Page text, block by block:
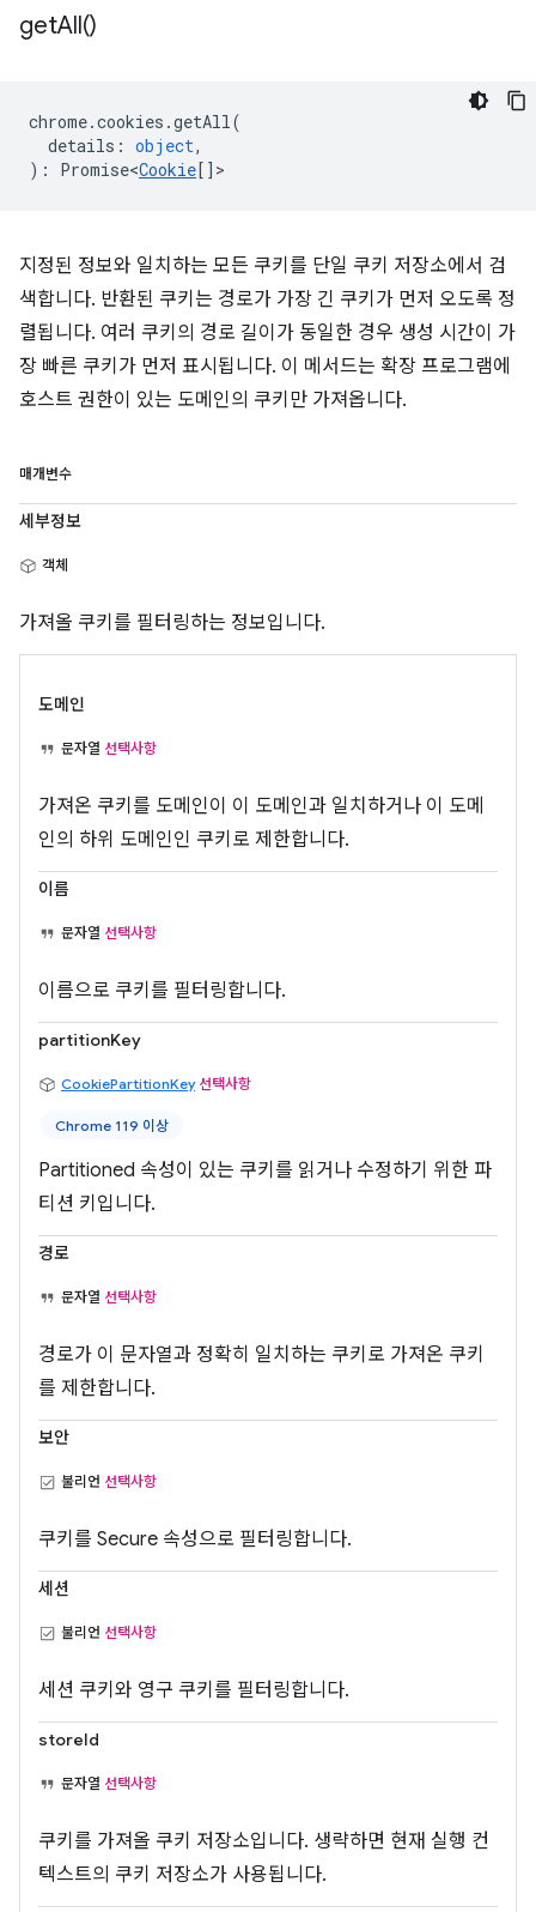
getAll()
chrome.cookies .getAll(
details : object,
) : Promise<Cookie[] >
지정된 정보와 일치하는 모든 쿠키를 단일 쿠키 저장소에서 검
색합니다. 반환된 쿠키는 경로가 가장 긴 쿠키가 먼저 오도록 정
렬됩니다. 여러 쿠키의 경로 길이가 동일한 경우 생성 시간이 가
장 빠른 쿠키가 먼저 표시됩니다. 이 메서드는 확장 프로그램에
호스트 권한이 있는 도메인의 쿠키만 가져옵니다.
매개변수
세부정보
객체
가져올 쿠키를 필터링하는 정보입니다.
도메인
문자열 선택사항
가져온 쿠키를 도메인이 이 도메인과 일치하거나 이 도메
인의 하위 도메인인 쿠키로 제한합니다.
이름
문자열 선택사항
이름으로 쿠키를 필터링합니다.
partitionKey
CookiePartitionKey 선택사항
Chrome 119 이상
Partitioned 속성이 있는 쿠키를 읽거나 수정하기 위한 파
티션 키입니다.
경로
문자열 선택사항
경로가 이 문자열과 정확히 일치하는 쿠키로 가져온 쿠키
를 제한합니다.
보안
불리언 선택사항
쿠키를 Secure 속성으로 필터링합니다.
세션
불리언 선택사항
세션 쿠키와 영구 쿠키를 필터링합니다.
storeId
문자열 선택사항
쿠키를 가져올 쿠키 저장소입니다. 생략하면 현재 실행 컨
텍스트의 쿠키 저장소가 사용됩니다.